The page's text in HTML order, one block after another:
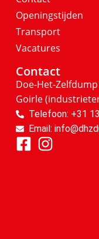
Openingstijden
Transport
Vacatures
Contact
Doe-Het-Zelfdump
Goirle
Telefoon: +31
Email: